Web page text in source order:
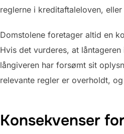
reglerne i kreditaftaleloven,
Domstolene foretager altid en
Hvis det vurderes, at
långiveren har forsømt sit
relevante regler er overholdt,
Konsekvenser